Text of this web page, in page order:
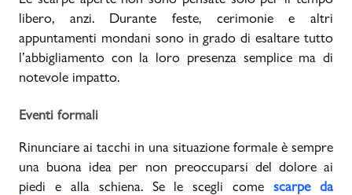
libero, anzi. Durante feste, cerimonie e altri
appuntamenti mondani sono in grado di esaltare tutto
l’abbigliamento con la loro presenza semplice ma di
notevole impatto.
Eventi formali
Rinunciare ai tacchi in una situazione formale è sempre
una buona idea per non preoccuparsi del dolore ai
piedi e alla schiena. Se le scegli comescarpe da